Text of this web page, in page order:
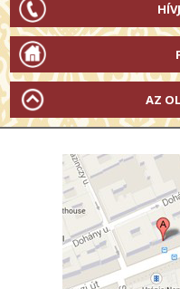
AZ